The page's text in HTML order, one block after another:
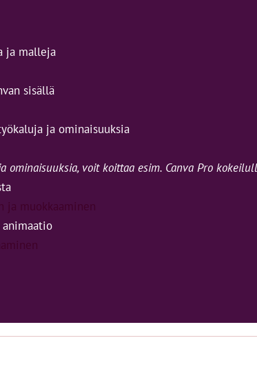
ja malleja
sisällä
ja ominaisuuksia
ominaisuuksia, voit koittaa esim. Canva Pro
ja muokkaaminen